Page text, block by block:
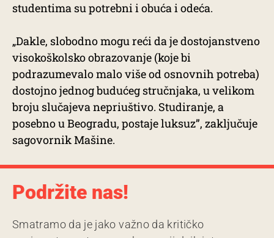
studentima su potrebni i obuća i odeća.
„Dakle, slobodno mogu reći da je dostojanstveno
visokoškolsko obrazovanje (koje bi
podrazumevalo malo više od osnovnih potreba)
dostojno jednog budućeg stručnjaka, u velikom
broju slučajeva nepriuštivo. Studiranje, a
posebno u Beogradu, postaje luksuz”, zaključuje
sagovornik Mašine.
Podržite nas!
Smatramo da je jako važno da kritičko